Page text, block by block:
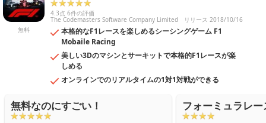
無料
4.3点 6件の評価
The Codemasters Software Company Limited リリース 2018/10/16
本格的なF1レースを楽しめるシーシングゲーム F1
Mobaile Racing
美しい3Dのマシンとサーキットで本格的F1レースが楽
しめる
オンラインでのリアルタイムの1対1対戦ができる
無料なのにすごい！ フォーミュラレ